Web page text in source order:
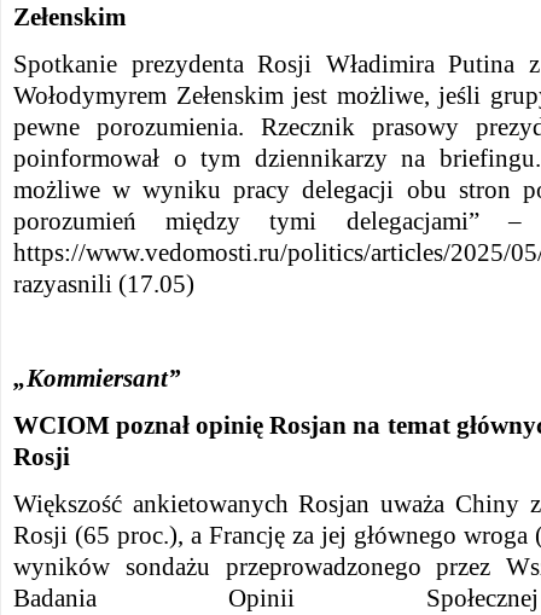
Zełenskim
Spotkanie prezydenta Rosji Władimira Putina
Wołodymyrem Zełenskim jest możliwe, jeśli
pewne porozumienia. Rzecznik prasowy
poinformował o tym dziennikarzy na
możliwe w wyniku pracy delegacji obu stron
porozumień między tymi delegacjami” –
https://www.vedomosti.ru/politics/articles/2025/
razyasnili (17.05)
„Kommiersant”
WCIOM poznał opinię Rosjan na temat
Rosji
Większość ankietowanych Rosjan uważa Chiny
Rosji (65 proc.), a Francję za jej głównego
wyników sondażu przeprowadzonego przez
Badania Opinii